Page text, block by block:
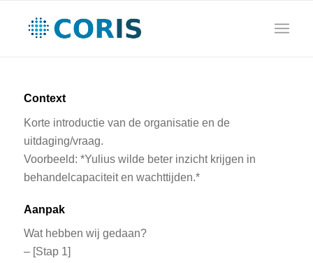
Context
Korte introductie van de organisatie en de
uitdaging/vraag.
Voorbeeld: *Yulius wilde beter inzicht krijgen in
behandelcapaciteit en wachttijden.*
Aanpak
Wat hebben wij gedaan?
– [Stap 1]